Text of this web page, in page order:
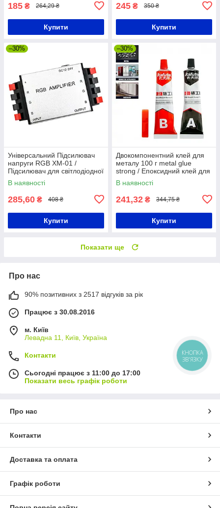
185 ₴ 264,29 ₴
Купити
245 ₴ 350 ₴
Купити
–30%
Універсальний Підсилювач
напруги RGB XM-01 /
Підсилювач для світлодіодної
стрічки / RGB підсилювач
В наявності
285,60 ₴ 408 ₴
Купити
–30%
Двокомпонентний клей для
металу 100 г metal glue
strong / Епоксидний клей для
алюмінію, заліза
В наявності
241,32 ₴ 344,75 ₴
Купити
Показати ще
Про нас
90% позитивних з 2517 відгуків за рік
Працює з 30.08.2016
м. Київ
Левадна 11, Київ, Україна
Контакти
Сьогодні працює з 11:00 до 17:00
Показати весь графік роботи
Про нас
Контакти
Доставка та оплата
Графік роботи
КНОПКА
ЗВ'ЯЗКУ